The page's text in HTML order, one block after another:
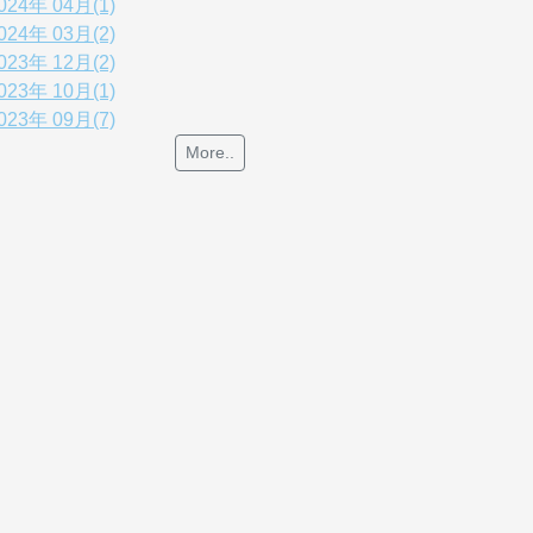
年 04月(1)
年 03月(2)
年 12月(2)
年 10月(1)
年 09月(7)
More..